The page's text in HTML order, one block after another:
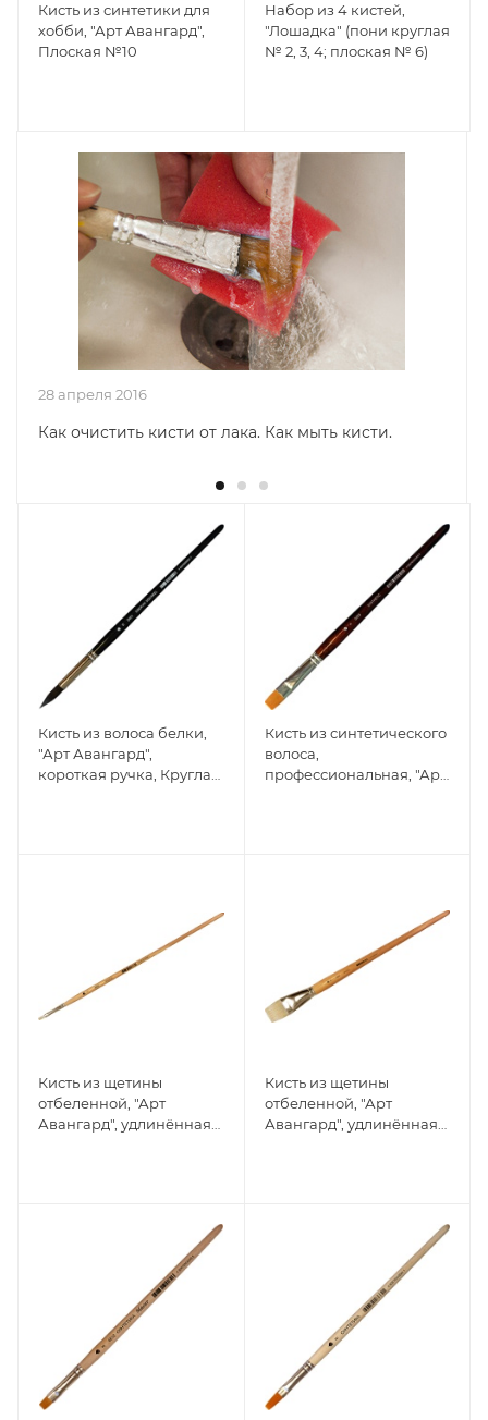
Кисть из синтетики для
хобби, "Арт Авангард",
Плоская №10
Набор из 4 кистей,
"Лошадка" (пони круглая
№ 2, 3, 4; плоская № 6)
28 апреля 2016
Как очистить кисти от лака. Как мыть кисти.
Кисть из волоса белки,
"Арт Авангард",
короткая ручка, Круглая
Кисть из синтетического
волоса,
профессиональная, "Арт
Кисть из щетины
отбеленной, "Арт
Авангард", удлинённая
Кисть из щетины
отбеленной, "Арт
Авангард", удлинённая